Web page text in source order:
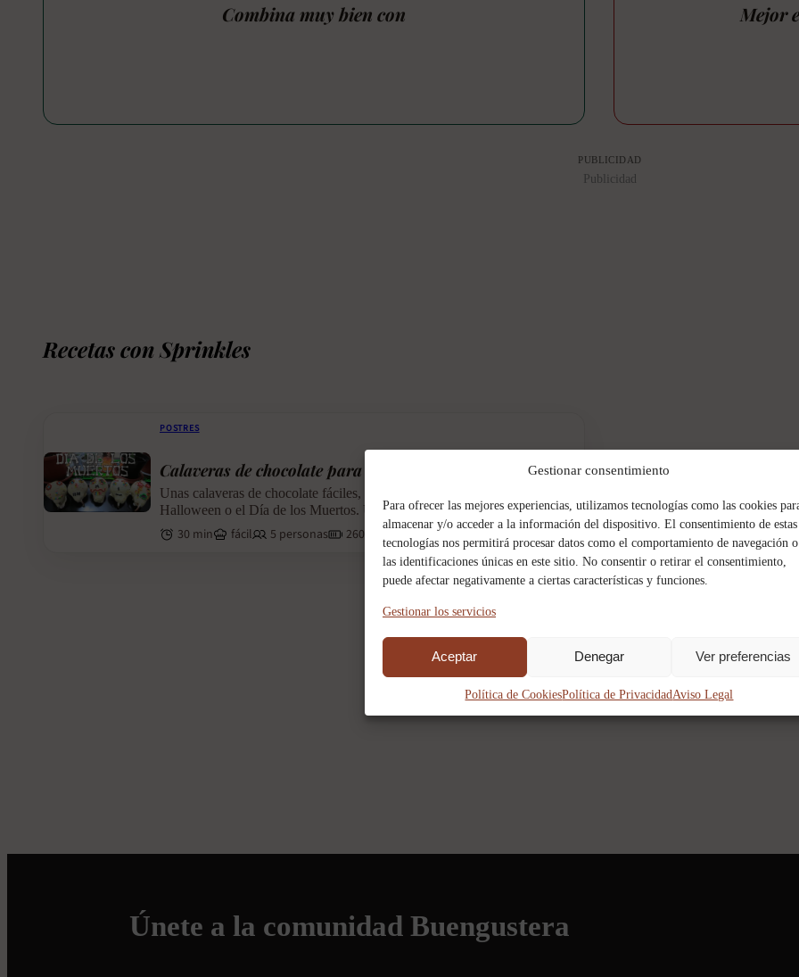
Gestionar consentimiento
Para ofrecer las mejores experiencias, utilizamos tecnologías como las cookies
almacenar y/o acceder a la información del dispositivo. El consentimiento de estas
tecnologías nos permitirá procesar datos como el comportamiento de navegación o
las identificaciones únicas en este sitio. No consentir o retirar el consentimiento,
puede afectar negativamente a ciertas características y funciones.
Gestionar los servicios
Aceptar Denegar Ver preferencias
Política de CookiesPolítica de PrivacidadAviso Legal
Combina muy bien con Mejor
PUBLICIDAD
Publicidad
Recetas con Sprinkles
POSTRES
Calaveras de chocolate para Halloween
Unas calaveras de chocolate fáciles, originales y divertidas, perfectas para
Halloween o el Día de los Muertos. Una receta creativa...
30 min fácil 5 personas 260 kcal
Únete a la comunidad Buengustera